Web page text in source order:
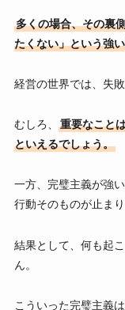
多くの場合、その裏
たくない」という強
経営の世界では、失
むしろ、
重要なこと
といえるでしょう。
一方、完璧主義が強
行動そのものが止まり
結果として、何も起
ん。
こういった完璧主義